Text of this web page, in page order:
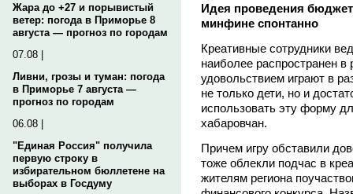
Жара до +27 и порывистый
ветер: погода в Приморье 8
августа — прогноз по городам
07.08 |
Ливни, грозы и туман: погода
в Приморье 7 августа —
прогноз по городам
06.08 |
"Единая Россия" получила
первую строку в
избирательном бюллетене на
выборах в Госдуму
Идея проведения
минфине спонтанно
Креативные сотрудники
наиболее распространен в
удовольствием играют в
не только дети, но и
использовать эту форму
хабаровчан.
Причем игру обставили
тоже облекли подчас в
жителям региона